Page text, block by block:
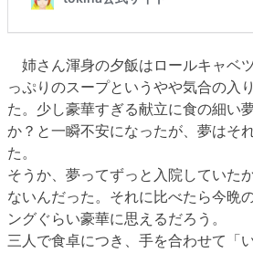
姉さん渾身の夕飯はロールキャベ
っぷりのスープというやや気合の入
た。少し豪華すぎる献立に食の細い
か？と一瞬不安になったが、夢はそ
た。
そうか、夢ってずっと入院していた
ないんだった。それに比べたら今晩
ングぐらい豪華に思えるだろう。
三人で食卓につき、手を合わせて「